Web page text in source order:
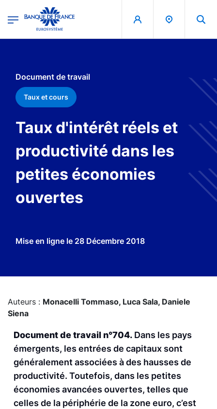
Banque de France - Menu Principal
Document de travail
Taux et cours
Taux d'intérêt réels et
productivité dans les
petites économies
ouvertes
Mise en ligne le 28 Décembre 2018
Auteurs : Monacelli Tommaso, Luca Sala, Daniele
Siena
Document de travail n°704. Dans les pays
émergents, les entrées de capitaux sont
généralement associées à des hausses de
productivité. Toutefois, dans les petites
économies avancées ouvertes, telles que
celles de la périphérie de la zone euro, c’est